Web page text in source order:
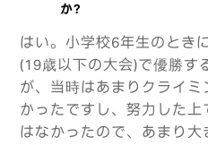
か？
はい。小学校6年生のとき
(19歳以下の大会)で優勝す
が、当時はあまりクライ
かったですし、努力した
はなかったので、あまり